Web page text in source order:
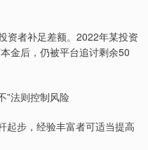
资者补足差额。2022年某投资
金后，仍被平台追讨剩余50
”法则控制风险
起步，经验丰富者可适当提高